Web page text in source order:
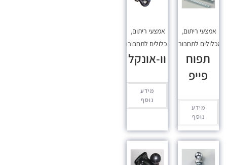
אמצעי ריתום,
מכלולים לתחבורה
תפוח
פייפ
מידע
נוסף
אמצעי ריתום,
מכלולים לתחבורה
וו-אונקל
מידע
נוסף